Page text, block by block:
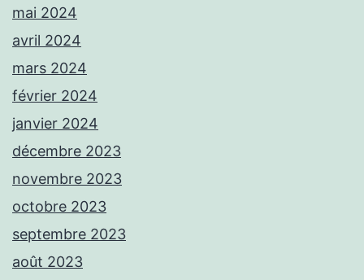
mai 2024
avril 2024
mars 2024
février 2024
janvier 2024
décembre 2023
novembre 2023
octobre 2023
septembre 2023
août 2023